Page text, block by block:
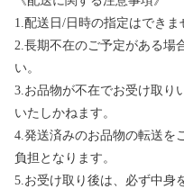
1.配送日/日時の指定はできま
2.長期不在のご予定がある場
い。
3.お品物が不在でお受け取り
いたしかねます。
4.発送済みのお品物の転送を
負担となります。
5.お受け取り後は、必ず中身